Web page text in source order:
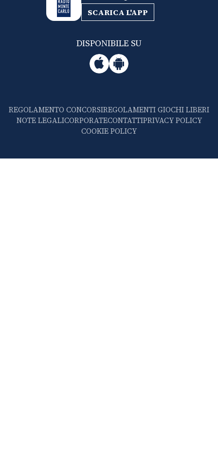
SCARICA L'APP
DISPONIBILE SU
REGOLAMENTO CONCORSIREGOLAMENTI GIOCHI LIBERI
NOTE LEGALICORPORATECONTATTIPRIVACY POLICY
COOKIE POLICY